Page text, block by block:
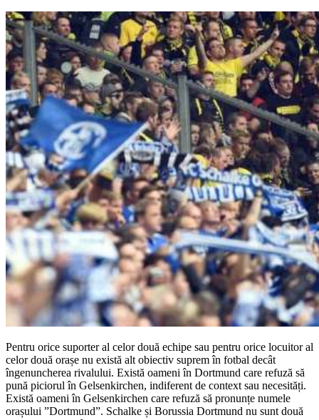
Pentru orice suporter al celor două echipe sau pentru orice locuitor al
celor două orașe nu există alt obiectiv suprem în fotbal decât
îngenuncherea rivalului. Există oameni în Dortmund care refuză să
pună piciorul în Gelsenkirchen, indiferent de context sau necesități.
Există oameni în Gelsenkirchen care refuză să pronunțe numele
orașului ”Dortmund”. Schalke și Borussia Dortmund nu sunt două